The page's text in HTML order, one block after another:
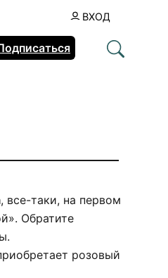
ВХОД
, все-таки, на первом
Обратите
розовый